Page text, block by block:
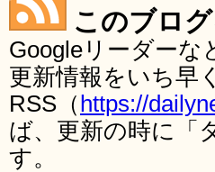
このブロ
Googleリーダーな
更新情報をいち早
RSS（ https://
ば、更新の時に「
す。